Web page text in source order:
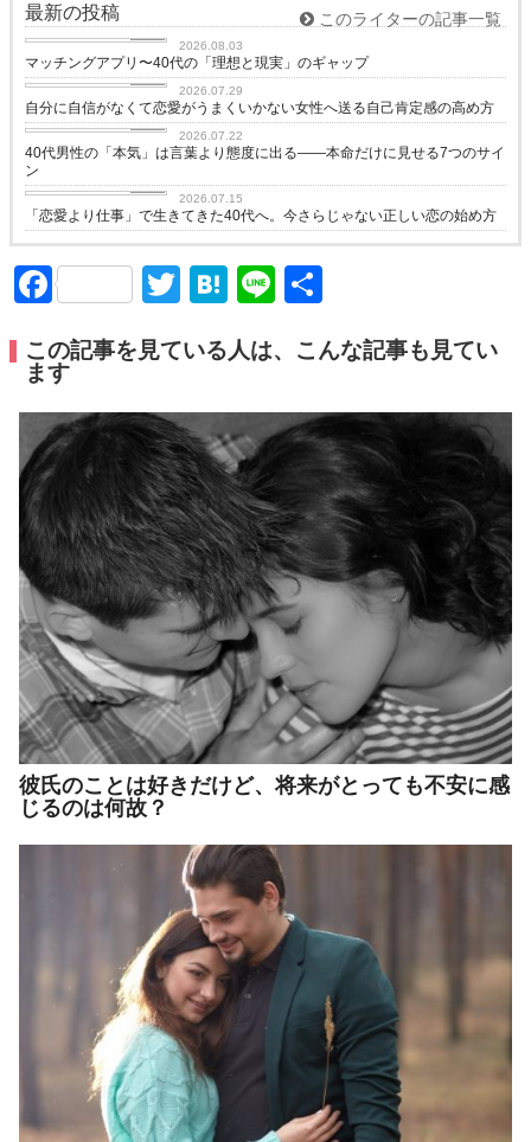
最新の投稿 このライターの記事一覧
2026.08.03
マッチングアプリ〜40代の「理想と現実」のギャップ
love
2026.07.29
自分に自信がなくて恋愛がうまくいかない女性へ送る自己肯定感の高め方
love
2026.07.22
40代男性の「本気」は言葉より態度に出る——本命だけに見せる7つのサイ
ン
love
2026.07.15
「恋愛より仕事」で生きてきた40代へ。今さらじゃない正しい恋の始め方
FacebookTwitter
Hatena
Line
この記事を見ている人は、こんな記事も見てい
ます
彼氏のことは好きだけど、将来がとっても不安に感
じるのは何故？